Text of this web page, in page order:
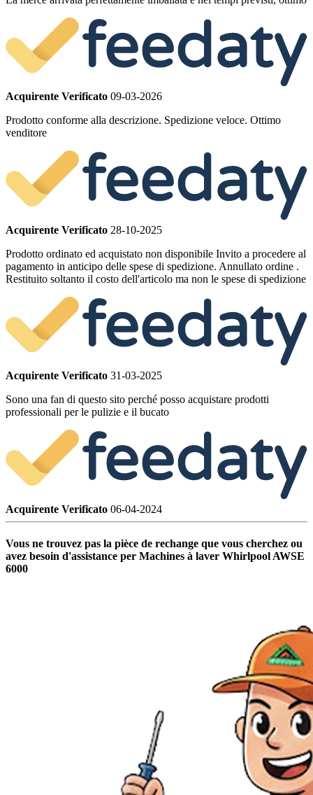
Acquirente Verificato 09-03-2026
Prodotto conforme alla descrizione. Spedizione veloce. Ottimo
venditore
Acquirente Verificato 28-10-2025
Prodotto ordinato ed acquistato non disponibile Invito a procedere al
pagamento in anticipo delle spese di spedizione. Annullato ordine .
Restituito soltanto il costo dell'articolo ma non le spese di spedizione
Acquirente Verificato 31-03-2025
Sono una fan di questo sito perché posso acquistare prodotti
professionali per le pulizie e il bucato
Acquirente Verificato 06-04-2024
Vous ne trouvez pas la pièce de rechange que vous cherchez ou
avez besoin d'assistance per Machines à laver Whirlpool AWSE
6000